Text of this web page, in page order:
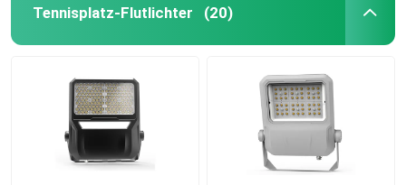
Tennisplatz-Flutlichter (20)